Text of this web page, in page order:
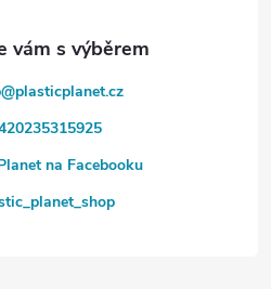
@plasticplanet.cz
na Facebooku